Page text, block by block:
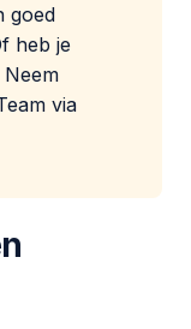
goed
heb je
via